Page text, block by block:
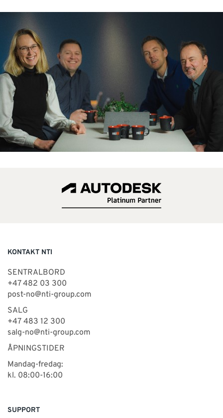
KONTAKT NTI
SENTRALBORD
+47 482 03 300
post-no@nti-group.com
SALG
+47 483 12 300
salg-no@nti-group.com
ÅPNINGSTIDER
Mandag-fredag:
kl. 08:00-16:00
SUPPORT